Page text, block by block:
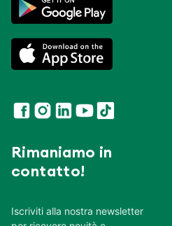
Rimaniamo in
contatto!
Iscriviti alla nostra newsletter